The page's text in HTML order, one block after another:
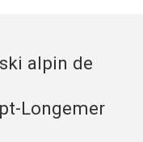
alpin de
Longemer